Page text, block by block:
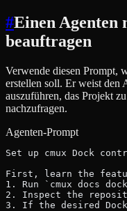
#Einen
beauftragen
Verwende diesen Prompt,
erstellen soll. Er weist den
auszuführen, das Projekt
nachzufragen.
Agenten-Prompt
Set up cmux Dock
First, learn the
1. Run `cmux docs
2. Inspect the
3. If the desired